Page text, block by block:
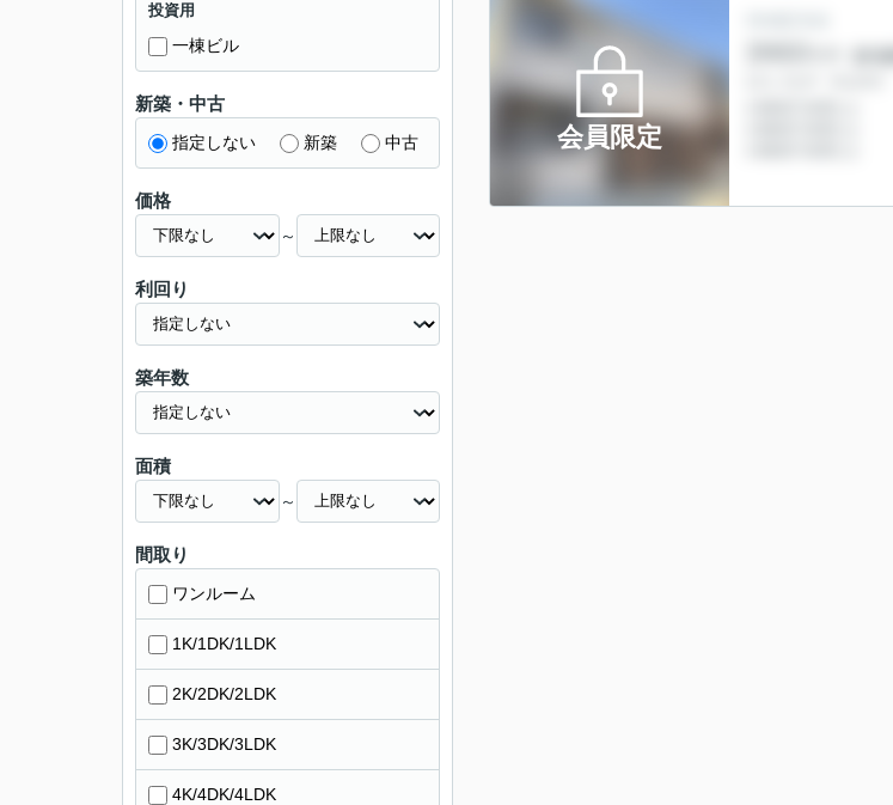
会員限定
投資用
一棟ビル
新築・中古
指定しない 新築 中古
価格
～
利回り
築年数
面積
～
間取り
ワンルーム
1K/1DK/1LDK
2K/2DK/2LDK
3K/3DK/3LDK
4K/4DK/4LDK